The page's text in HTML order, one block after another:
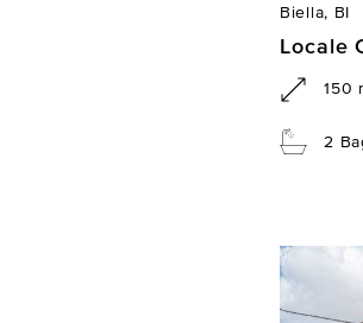
Biella, BI
Locale
150
2